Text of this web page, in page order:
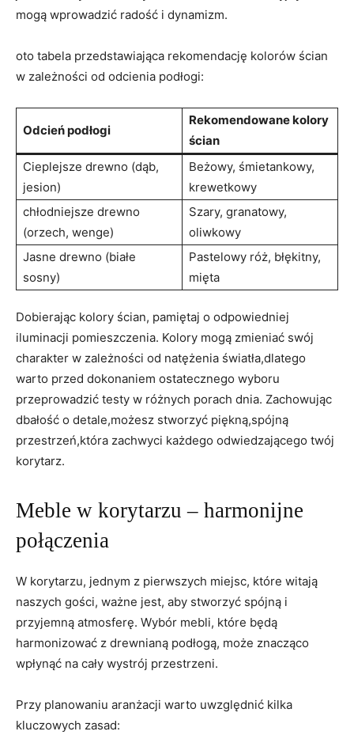
mogą wprowadzić radość i dynamizm.
oto⁢ tabela przedstawiająca rekomendację kolorów ścian
w zależności od odcienia podłogi:
Odcień ⁢podłogi
Rekomendowane kolory⁣
ścian
Cieplejsze drewno (dąb,
jesion)
Beżowy, śmietankowy,‌
krewetkowy
chłodniejsze⁣ drewno
(orzech, ​wenge)
Szary, granatowy,
oliwkowy
Jasne drewno ⁤(białe
sosny)
Pastelowy róż, błękitny,
mięta
Dobierając kolory ścian, pamiętaj o odpowiedniej
iluminacji ‍pomieszczenia. Kolory mogą‌ zmieniać swój
charakter w zależności od natężenia światła,dlatego
warto przed dokonaniem ostatecznego wyboru
przeprowadzić testy w różnych porach dnia. Zachowując
‍dbałość o detale,możesz stworzyć piękną,spójną
przestrzeń,która zachwyci każdego ⁣odwiedzającego twój
korytarz.
Meble w korytarzu – harmonijne
połączenia
W korytarzu, jednym z pierwszych miejsc, które witają
naszych gości, ważne⁢ jest, aby⁢ stworzyć spójną i
przyjemną atmosferę. Wybór mebli, które będą
harmonizować z drewnianą ⁢podłogą, ‌może znacząco
wpłynąć na‍ cały wystrój przestrzeni.
Przy planowaniu aranżacji warto uwzględnić⁢ kilka
kluczowych zasad: